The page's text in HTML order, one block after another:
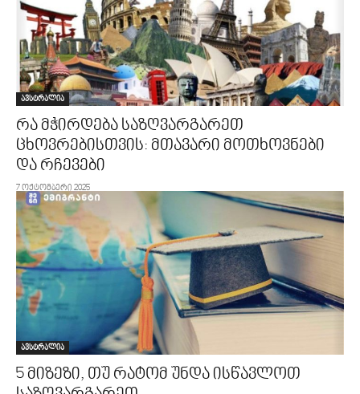
ავსტრალია
რა მჭირდება საზღვარგარეთ
ცხოვრებისთვის: მთავარი მოთხოვნები
და რჩევები
7 ოქტომბერი 2025
ავსტრალია
5 მიზეზი, თუ რატომ უნდა ისწავლოთ